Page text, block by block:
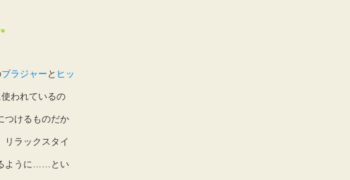
ブラジャー と ヒッ
使われているの
つけるものだか
リラックスタイ
ように……とい